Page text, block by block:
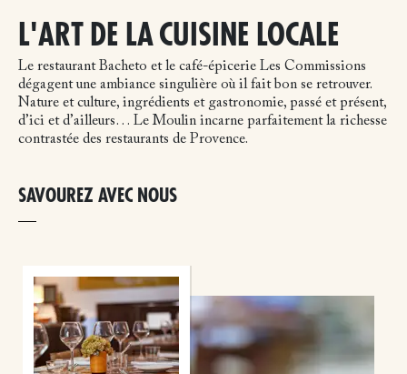
L'ART DE LA CUISINE LOCALE
Le restaurant Bacheto et le café-épicerie Les Commissions
dégagent une ambiance singulière où il fait bon se retrouver.
Nature et culture, ingrédients et gastronomie, passé et présent,
d’ici et d’ailleurs… Le Moulin incarne parfaitement la richesse
contrastée des restaurants de Provence.
SAVOUREZ AVEC NOUS